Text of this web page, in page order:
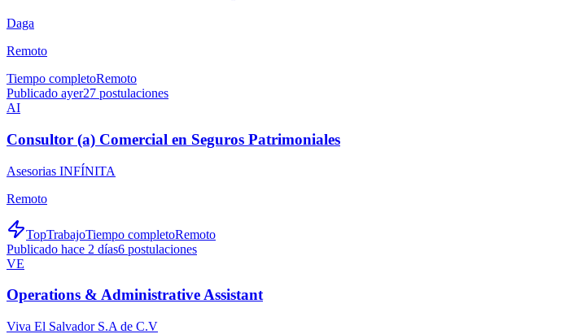
Daga
Remoto
Tiempo completoRemoto
Publicado ayer27 postulaciones
AI
Consultor (a) Comercial en Seguros Patrimoniales
Asesorias INFÍNITA
Remoto
TopTrabajoTiempo completoRemoto
Publicado hace 2 días6 postulaciones
VE
Operations & Administrative Assistant
Viva El Salvador S.A de C.V